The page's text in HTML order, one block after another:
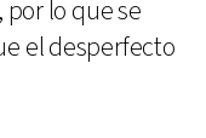
lo que se
el desperfecto